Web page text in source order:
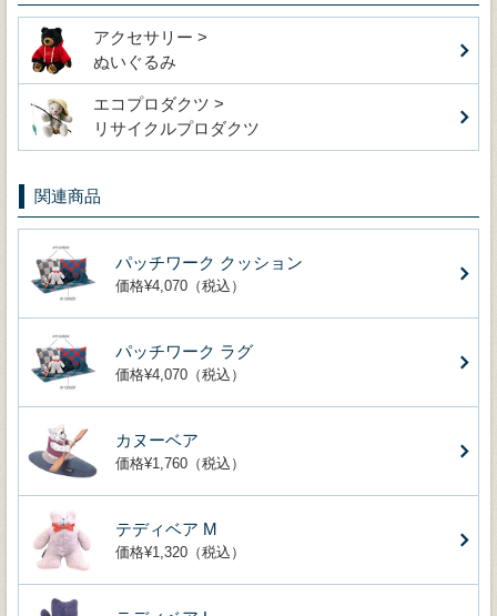
アクセサリー >
ぬいぐるみ
エコプロダクツ >
リサイクルプロダクツ
関連商品
パッチワーク クッション
価格¥4,070（税込）
パッチワーク ラグ
価格¥4,070（税込）
カヌーベア
価格¥1,760（税込）
テディベア M
価格¥1,320（税込）